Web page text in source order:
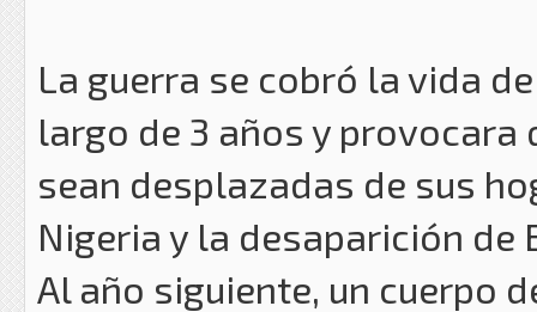
La guerra se cobró la vida
largo de 3 años y
sean desplazadas de sus
Nigeria y la desaparición
Al año siguiente, un cuerpo